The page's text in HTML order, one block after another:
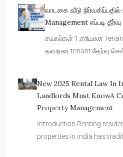
வாடகை வீடு
Management எப்படி தீர்வு
சவால்கள் 1.சரியான
தவறான tenant தேர்வு
New 2025 Rental Law In
Landlords Must KnowA
Property Management
Introduction Renting
properties in India has